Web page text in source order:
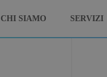
CHI SIAMO SERVIZI